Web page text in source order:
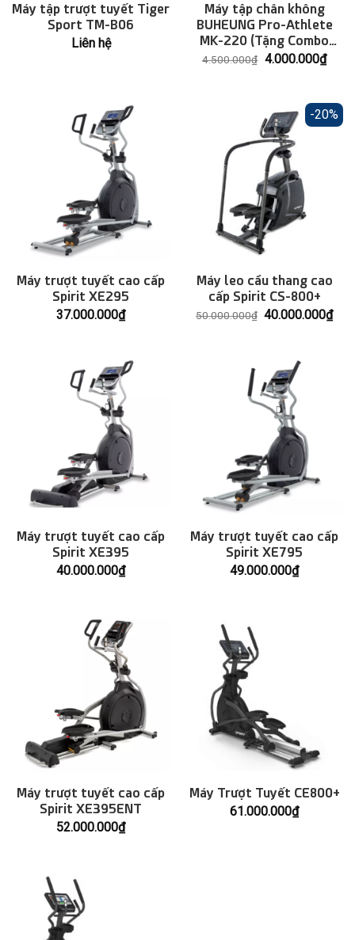
Máy tập trượt tuyết Tiger
Sport TM-B06
Liên hệ
Máy tập chân không
BUHEUNG Pro-Athlete
MK-220 (Tặng Combo
khăn cao cấp)
4.500.000₫ Giá
4.000.000₫Giá
hiện
Máy trượt tuyết cao cấp
Spirit XE295
37.000.000₫
-20%
Máy leo cầu thang cao
cấp Spirit CS-800+
50.000.000₫ Giá
40.000.000₫Giá
hiện
Máy trượt tuyết cao cấp
Spirit XE395
40.000.000₫
Máy trượt tuyết cao cấp
Spirit XE795
49.000.000₫
Máy trượt tuyết cao cấp
Spirit XE395ENT
52.000.000₫
Máy Trượt Tuyết CE800+
61.000.000₫